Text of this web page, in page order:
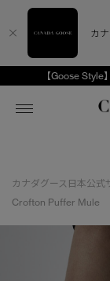
【Goose Style
スノ
ディ
アン
ウィ
新着
ベス
メン
新着
ベス
キッ
ベ
キ
カナダグース日本公式
Crofton Puffer Mule
カ